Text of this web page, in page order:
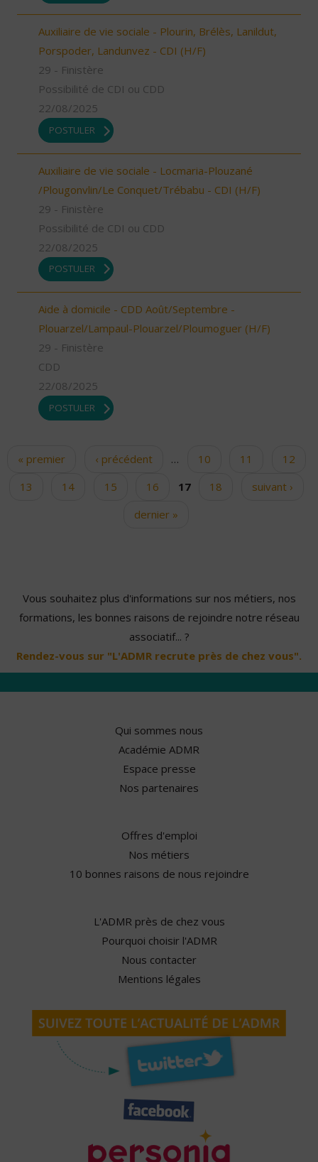
Auxiliaire de vie sociale - Plourin, Brélès, Lanildut,
Porspoder, Landunvez - CDI (H/F)
29 - Finistère
Possibilité de CDI ou CDD
22/08/2025
POSTULER
Auxiliaire de vie sociale - Locmaria-Plouzané
/Plougonvlin/Le Conquet/Trébabu - CDI (H/F)
29 - Finistère
Possibilité de CDI ou CDD
22/08/2025
POSTULER
Aide à domicile - CDD Août/Septembre -
Plouarzel/Lampaul-Plouarzel/Ploumoguer (H/F)
29 - Finistère
CDD
22/08/2025
POSTULER
Pages
« premier ‹ précédent … 10 11
12
13
14 15 16 17 18
suivant ›
dernier »
Vous souhaitez plus d'informations sur nos métiers, nos
formations, les bonnes raisons de rejoindre notre réseau
associatif... ?
Rendez-vous sur "L'ADMR recrute près de chez vous".
Qui sommes nous
Académie ADMR
Espace presse
Nos partenaires
Offres d'emploi
Nos métiers
10 bonnes raisons de nous rejoindre
L'ADMR près de chez vous
Pourquoi choisir l'ADMR
Nous contacter
Mentions légales